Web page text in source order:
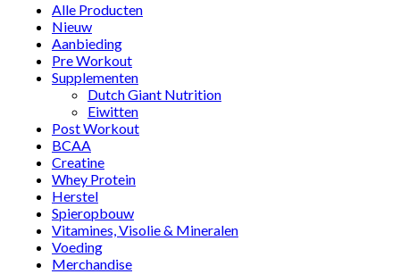
Alle Producten
Nieuw
Aanbieding
Pre Workout
Supplementen
Dutch Giant Nutrition
Eiwitten
Post Workout
BCAA
Creatine
Whey Protein
Herstel
Spieropbouw
Vitamines, Visolie & Mineralen
Voeding
Merchandise